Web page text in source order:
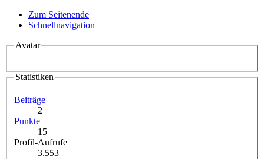
Zum Seitenende
Schnellnavigation
Avatar
Statistiken
Beiträge
2
Punkte
15
Profil-Aufrufe
3.553